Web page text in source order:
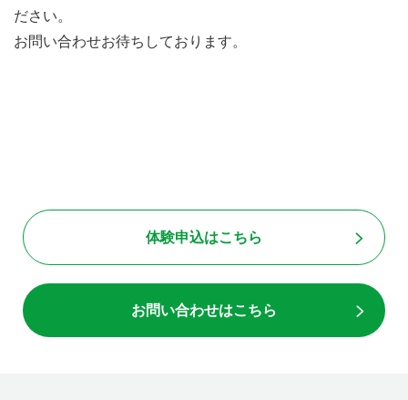
ださい。
お問い合わせお待ちしております。
体験申込はこちら
お問い合わせはこちら